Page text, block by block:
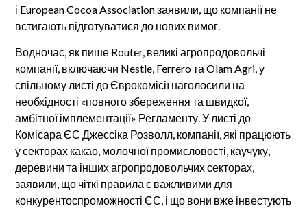
і European Cocoa Association заявили, що компанії не
встигають підготуватися до нових вимог.
Водночас, як пише Router, великі агропродовольчі
компанії, включаючи Nestle, Ferrero та Olam Agri, у
спільному листі до Єврокомісії наголосили на
необхідності «повного збереження та швидкої,
амбітної імплементації» Регламенту. У листі до
Комісара ЄС Джессіка Розволл, компанії, які працюють
у секторах какао, молочної промисловості, каучуку,
деревини та інших агропродовольчих секторах,
заявили, що чіткі правила є важливими для
конкурентоспроможності ЄС, і що вони вже інвестують